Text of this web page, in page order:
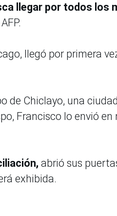
llegar por todos los
llegó por primera
de Chiclayo, una
Francisco lo envió en
abrió sus
exhibida.